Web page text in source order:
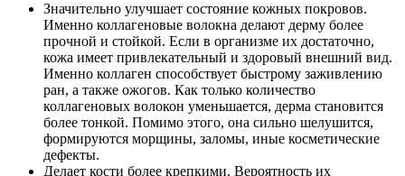
Значительно улучшает состояние кожных покровов.
Именно коллагеновые волокна делают дерму более
прочной и стойкой. Если в организме их достаточно,
кожа имеет привлекательный и здоровый внешний вид.
Именно коллаген способствует быстрому заживлению
ран, а также ожогов. Как только количество
коллагеновых волокон уменьшается, дерма становится
более тонкой. Помимо этого, она сильно шелушится,
формируются морщины, заломы, иные косметические
дефекты.
Делает кости более крепкими. Вероятность их